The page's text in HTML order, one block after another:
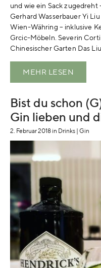
und wie ein Sack
Gerhard Wasserbauer Yi
Wien-Währing – inklusive
Grcic-Möbeln. Severin Corti
Chinesischer Garten Das
MEHR LESEN
Bist du schon
Gin lieben und
2. Februar 2018in Drinks | Gin